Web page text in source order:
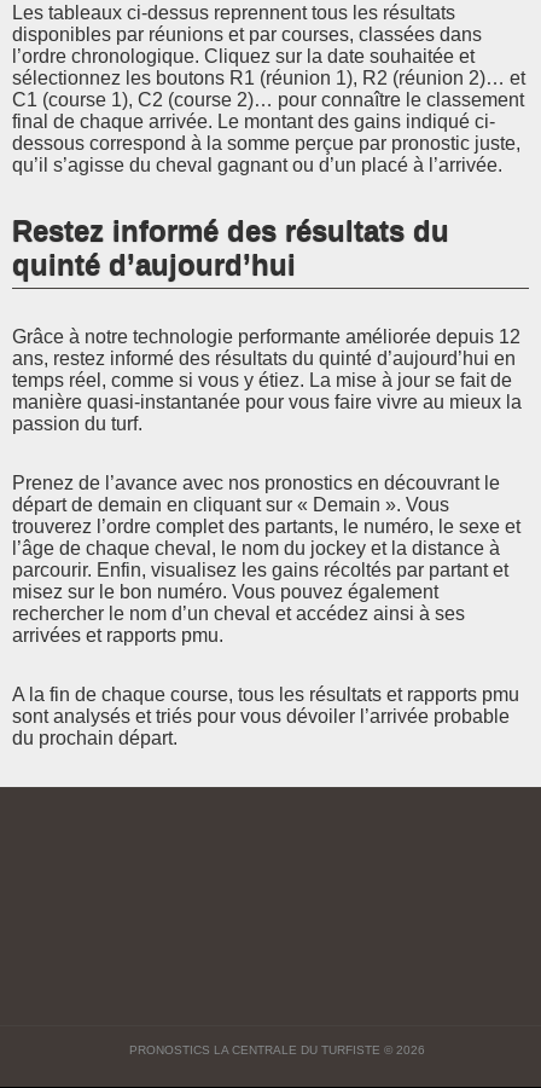
Les tableaux ci-dessus reprennent tous les résultats
disponibles par réunions et par courses, classées dans
l’ordre chronologique. Cliquez sur la date souhaitée et
sélectionnez les boutons R1 (réunion 1), R2 (réunion 2)… et
C1 (course 1), C2 (course 2)… pour connaître le classement
final de chaque arrivée. Le montant des gains indiqué ci-
dessous correspond à la somme perçue par pronostic juste,
qu’il s’agisse du cheval gagnant ou d’un placé à l’arrivée.
Restez informé des résultats du
quinté d’aujourd’hui
Grâce à notre technologie performante améliorée depuis 12
ans, restez informé des résultats du quinté d’aujourd’hui en
temps réel, comme si vous y étiez. La mise à jour se fait de
manière quasi-instantanée pour vous faire vivre au mieux la
passion du turf.
Prenez de l’avance avec nos pronostics en découvrant le
départ de demain en cliquant sur « Demain ». Vous
trouverez l’ordre complet des partants, le numéro, le sexe et
l’âge de chaque cheval, le nom du jockey et la distance à
parcourir. Enfin, visualisez les gains récoltés par partant et
misez sur le bon numéro. Vous pouvez également
rechercher le nom d’un cheval et accédez ainsi à ses
arrivées et rapports pmu.
A la fin de chaque course, tous les résultats et rapports pmu
sont analysés et triés pour vous dévoiler l’arrivée probable
du prochain départ.
PRONOSTICS LA CENTRALE DU TURFISTE © 2026